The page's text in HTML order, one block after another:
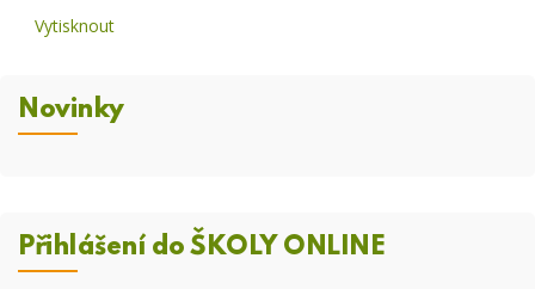
Vytisknout
Novinky
Přihlášení do ŠKOLY ONLINE